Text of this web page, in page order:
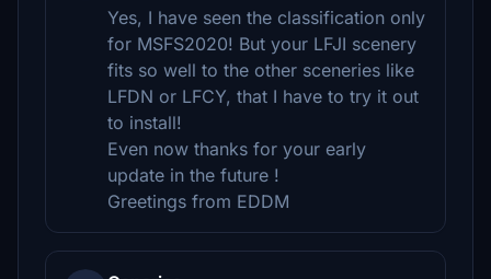
Yes, I have seen the classification only
for MSFS2020! But your LFJI scenery
fits so well to the other sceneries like
LFDN or LFCY, that I have to try it out
to install!
Even now thanks for your early
update in the future !
Greetings from EDDM